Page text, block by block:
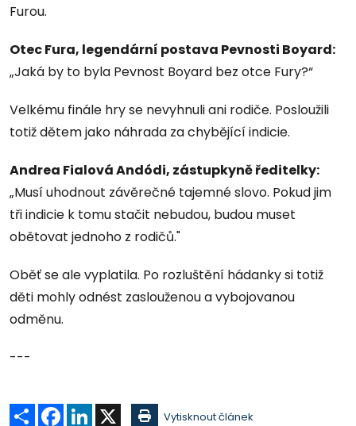
Furou.
Otec Fura, legendární postava Pevnosti Boyard:
„Jaká by to byla Pevnost Boyard bez otce Fury?“
Velkému finále hry se nevyhnuli ani rodiče. Posloužili
totiž dětem jako náhrada za chybějící indicie.
Andrea Fialová Andódi, zástupkyně ředitelky:
„Musí uhodnout závěrečné tajemné slovo. Pokud jim
tři indicie k tomu stačit nebudou, budou muset
obětovat jednoho z rodičů."
Oběť se ale vyplatila. Po rozluštění hádanky si totiž
děti mohly odnést zaslouženou a vybojovanou
odměnu.
---
Sdílet Facebook
LinkedIn Vytisknout článek